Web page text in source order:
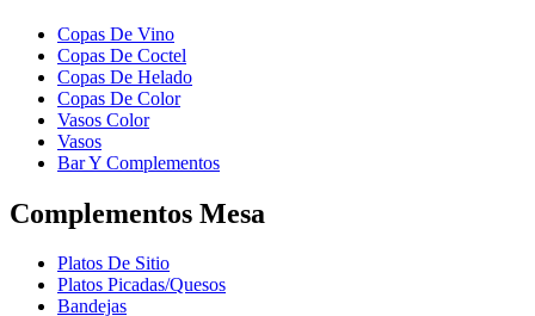
Copas De Vino
Copas De Coctel
Copas De Helado
Copas De Color
Vasos Color
Vasos
Bar Y Complementos
Complementos Mesa
Platos De Sitio
Platos Picadas/Quesos
Bandejas